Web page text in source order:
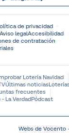
de privacidad
Aviso legalAccesibilidad
de contratación
Lotería Navidad
Últimas noticias
frecuentes
La VerdadPódcast
Webs de Vocento